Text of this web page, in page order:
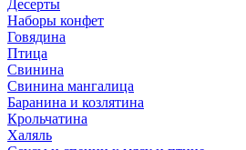
Десерты
Наборы конфет
Говядина
Птица
Свинина
Свинина мангалица
Баранина и козлятина
Крольчатина
Халяль